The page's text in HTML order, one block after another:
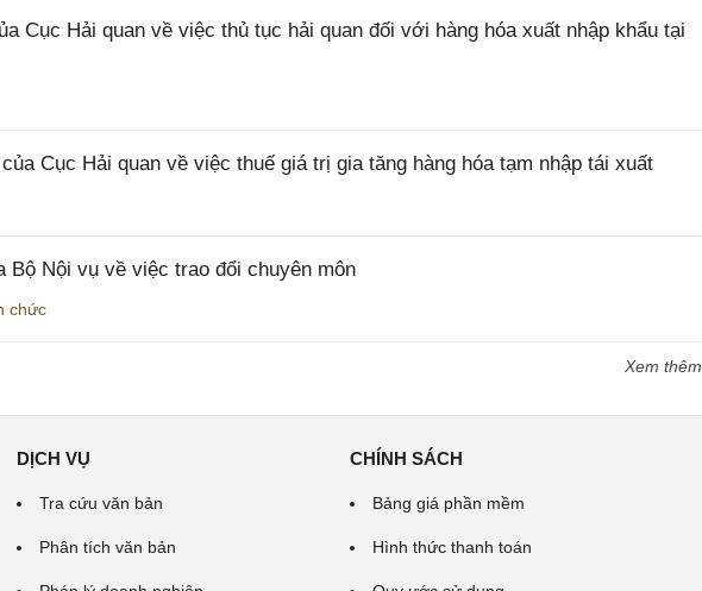
Cục Hải quan về việc thủ tục hải quan đối với hàng hóa xuất nhập khẩu tại
Cục Hải quan về việc thuế giá trị gia tăng hàng hóa tạm nhập tái xuất
Bộ Nội vụ về việc trao đổi chuyên môn
chức
Xem thêm
DỊCH VỤ
Tra cứu văn bản
Phân tích văn bản
CHÍNH SÁCH
Bảng giá phần mềm
Hình thức thanh toán